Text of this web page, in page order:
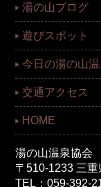
湯の山ブログ
遊びスポット
今日の湯の山温
交通アクセス
HOME
湯の山温泉協会
〒510-1233 三
TEL：059-392-